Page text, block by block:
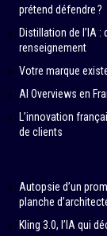
prétend défendre ?
Distillation de l’IA
renseignement
Votre marque
AI Overviews en
L’innovation
de clients
Autopsie d’un
planche
Kling 3.0, l’IA qui